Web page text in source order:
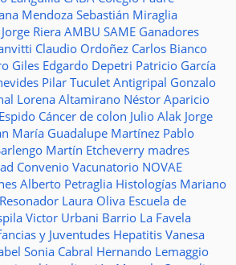
Mendoza Sebastián Miraglia
Jorge Riera AMBU SAME Ganadores
Claudio Ordoñez Carlos Bianco
Giles Edgardo Depetri Patricio García
Pilar Tuculet Antigripal Gonzalo
Lorena Altamirano Néstor Aparicio
Cáncer de colon Julio Alak Jorge
María Guadalupe Martínez Pablo
Martín Etcheverry madres
Convenio Vacunatorio NOVAE
Alberto Petraglia Histologías Mariano
Resonador Laura Oliva Escuela de
Victor Urbani Barrio La Favela
y Juventudes Hepatitis Vanesa
Sonia Cabral Hernando Lemaggio